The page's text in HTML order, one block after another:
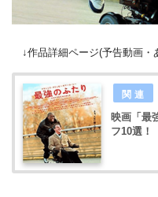
↓作品詳細ページ(予告動画・
映画「最
フ10選！